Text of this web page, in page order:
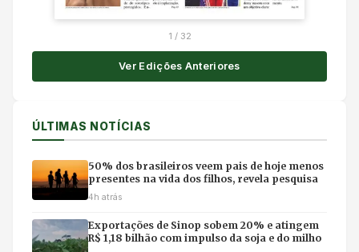
1 / 32
Ver Edições Anteriores
ÚLTIMAS NOTÍCIAS
50% dos brasileiros veem pais de hoje menos
presentes na vida dos filhos, revela pesquisa
4h atrás
Exportações de Sinop sobem 20% e atingem
R$ 1,18 bilhão com impulso da soja e do milho